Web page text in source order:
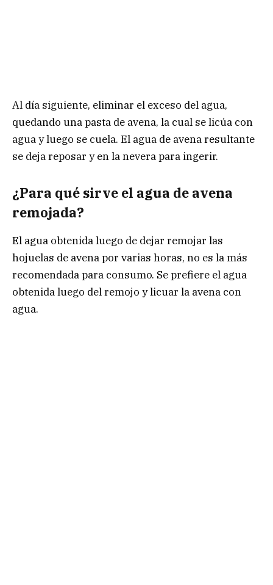
Al día siguiente, eliminar el exceso del agua,
quedando una pasta de avena, la cual se licúa con
agua y luego se cuela. El agua de avena resultante
se deja reposar y en la nevera para ingerir.
¿Para qué sirve el agua de avena
remojada?
El agua obtenida luego de dejar remojar las
hojuelas de avena por varias horas, no es la más
recomendada para consumo. Se prefiere el agua
obtenida luego del remojo y licuar la avena con
agua.